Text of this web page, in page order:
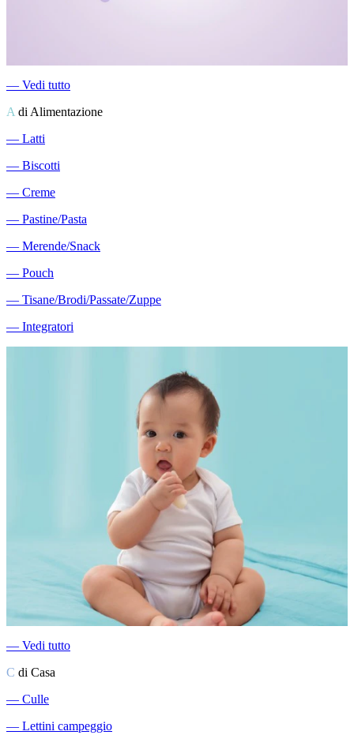
― Vedi tutto
A di Alimentazione
― Latti
― Biscotti
― Creme
― Pastine/Pasta
― Merende/Snack
― Pouch
― Tisane/Brodi/Passate/Zuppe
― Integratori
― Vedi tutto
C di Casa
― Culle
― Lettini campeggio